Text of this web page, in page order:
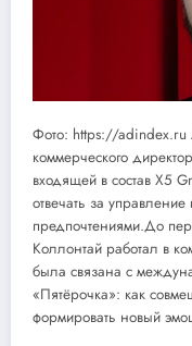
Фото: https://adindex.ru
коммерческого
входящей в состав X5
отвечать за
предпочтениями.До
Коллонтай работал в
была связана с
«Пятёрочка»: как
формировать новый